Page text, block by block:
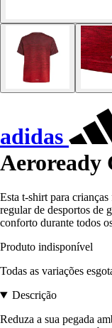
adidas
Aeroready
Esta t-shirt para
regular de desportos de
conforto durante todos
Produto indisponível
Todas as variações
Descrição
Reduza a sua pegada